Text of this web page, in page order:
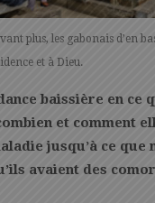
plus, les gabonais d’en
et à Dieu.
baissière en ce
et comment
jusqu’à ce que
avaient des